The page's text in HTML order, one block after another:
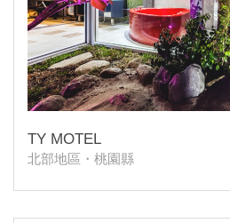
TY MOTEL
北部地區・桃園縣